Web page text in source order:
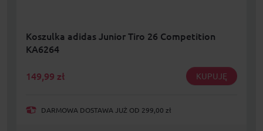
Koszulka adidas Junior Tiro 26 Competition
KA6264
149,99 zł KUPUJĘ
DARMOWA DOSTAWA JUŻ OD 299,00 zł